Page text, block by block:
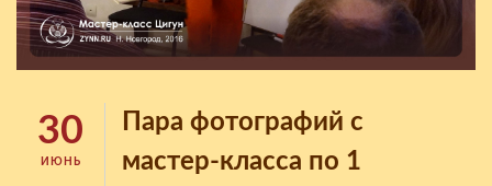
30
ИЮНЬ
Пара фотографий с
мастер-класса по 1